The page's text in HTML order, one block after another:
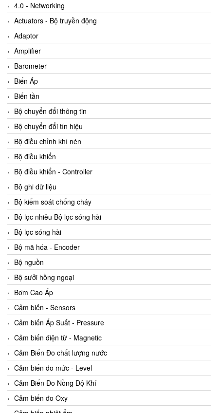
4.0 - Networking
Actuators - Bộ truyền động
Adaptor
Amplifier
Barometer
Biến Áp
Biến tần
Bộ chuyển đổi thông tin
Bộ chuyển đổi tín hiệu
Bộ điều chỉnh khí nén
Bộ điều khiển
Bộ điều khiển - Controller
Bộ ghi dữ liệu
Bộ kiểm soát chống cháy
Bộ lọc nhiễu Bộ lọc sóng hài
Bộ lọc sóng hài
Bộ mã hóa - Encoder
Bộ nguồn
Bộ sưởi hồng ngoại
Bơm Cao Áp
Cảm biến - Sensors
Cảm biến Áp Suất - Pressure
Cảm biến điện từ - Magnetic
Cảm Biến Đo chất lượng nước
Cảm biến đo mức - Level
Cảm Biến Đo Nồng Độ Khí
Cảm biến đo Oxy